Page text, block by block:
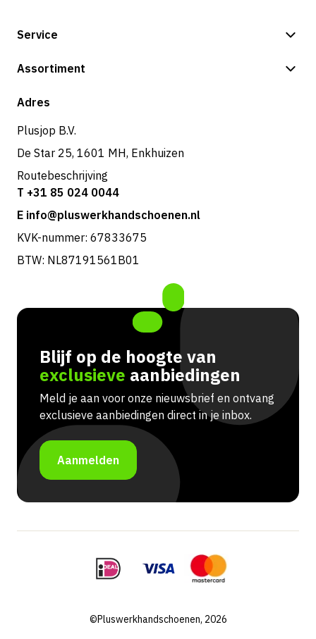
Service
Betalingsmogelijkheden
Retouren & service
Assortiment
Shop
Adres
Plusjop B.V.
De Star 25, 1601 MH, Enkhuizen
Routebeschrijving
T +31 85 024 0044
E info@pluswerkhandschoenen.nl
KVK-nummer: 67833675
BTW: NL87191561B01
Blijf op de hoogte van
exclusieve aanbiedingen
Meld je aan voor onze nieuwsbrief en ontvang
exclusieve aanbiedingen direct in je inbox.
Aanmelden
©Pluswerkhandschoenen, 2026